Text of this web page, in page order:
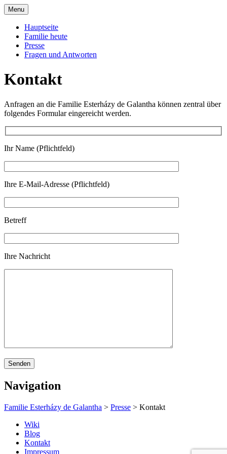
Skip
to
content
Familie Esterházy de Galantha
Galantha
Menu
Hauptseite
Familie heute
Presse
Fragen und Antworten
Kontakt
Anfragen an die Familie Esterházy de Galantha können zentral über
folgendes Formular eingereicht werden.
Ihr Name (Pflichtfeld)
Ihre E-Mail-Adresse (Pflichtfeld)
Betreff
Ihre Nachricht
Navigation
Familie Esterházy de Galantha > Presse > Kontakt
Wiki
Blog
Kontakt
Impressum